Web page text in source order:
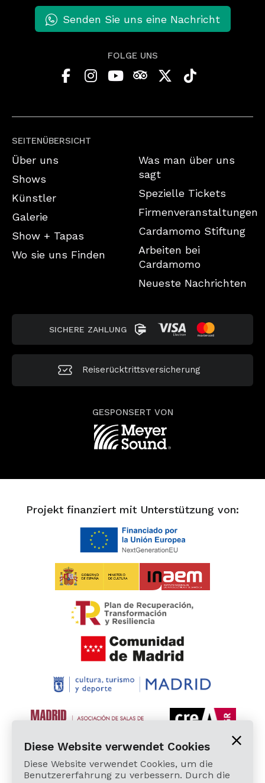
SEITENÜBERSICHT
Über uns
Shows
Künstler
Galerie
Show + Tapas
Wo sie uns Finden
Was man über uns
sagt
Spezielle Tickets
Firmenveranstaltungen
Cardamomo Stiftung
Arbeiten bei
Cardamomo
Neueste Nachrichten
Senden Sie uns eine Nachricht
FOLGE UNS
SICHERE ZAHLUNG
Reiserücktrittsversicherung
GESPONSERT VON
Projekt finanziert mit Unterstützung von:
Diese Website verwendet Cookies
Diese Website verwendet Cookies, um die
Benutzererfahrung zu verbessern. Durch die